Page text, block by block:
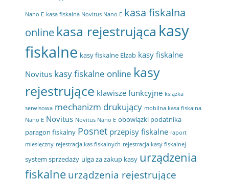
Nano E kasa fiskalna Novitus Nano E kasa fiskalna
online kasa rejestrująca kasy
fiskalne kasy fiskalne Elzab kasy fiskalne
Novitus kasy fiskalne online kasy
rejestrujące klawisze funkcyjne książka
serwisowa mechanizm drukujący mobilna kasa fiskalna
Nano E Novitus Novitus Nano E obowiązki podatnika
paragon fiskalny Posnet przepisy fiskalne raport
miesięczny rejestracja kas fiskalnych rejestracja kasy fiskalnej
system sprzedaży ulga za zakup kasy urządzenia
fiskalneurządzenia rejestrujące